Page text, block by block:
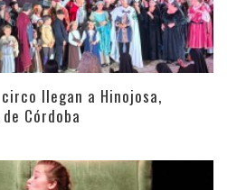
llegan a Hinojosa,
Córdoba